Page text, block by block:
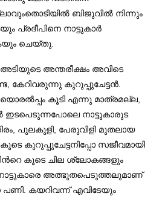
ബിജുവിൽ നിന്നും
പ്രദീപിനെ നാട്ടുകാർ
ചെയ്തു.
അന്തരീക്ഷം അവിടെ
കേറിവരുന്നു കുറുപ്പുചേട്ടൻ.
കൂടി എന്നു മാത്രമല്ല,
ഇടപെടുന്നപോലെ നാട്ടുകാരുട
പുലകുളി, പേരുവിളി മുതലായ
കൂടെ കുറുപ്പുചേട്ടനിപ്പോ സജീവമായി
കൂടെ ചില ശ്ലോകങ്ങളും
അത്ഭുതപെടുത്തലുമാണ്
കയറിവന്ന് എവിടേയും